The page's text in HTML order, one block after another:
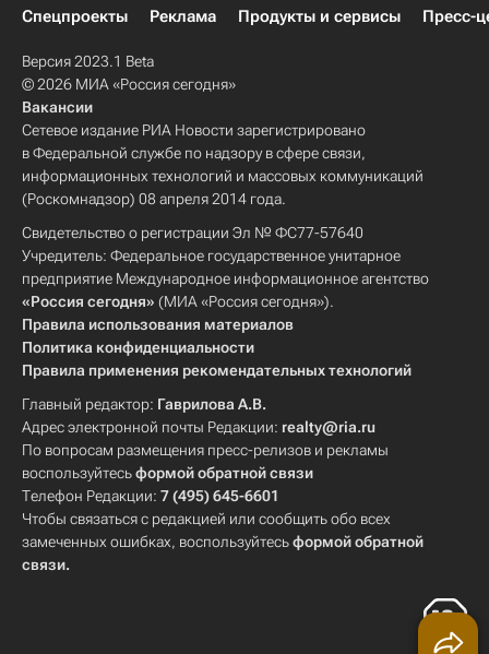
Спецпроекты
Реклама Продукты и сервисы Пресс-
Версия 2023.1 Beta
© 2026 МИА «Россия сегодня»
Вакансии
Сетевое издание РИА Новости зарегистрировано
в Федеральной службе по надзору в сфере связи,
информационных технологий и массовых коммуникаций
(Роскомнадзор) 08 апреля 2014 года.
Свидетельство о регистрации Эл № ФС77-57640
Учредитель: Федеральное государственное унитарное
предприятие Международное информационное агентство
«Россия сегодня» (МИА «Россия сегодня»).
Правила использования материалов
Политика конфиденциальности
Правила применения рекомендательных технологий
Главный редактор: Гаврилова А.В.
Адрес электронной почты Редакции: realty@ria.ru
По вопросам размещения пресс-релизов и рекламы
воспользуйтесьформой обратной связи
Телефон Редакции: 7 (495) 645-6601
Чтобы связаться с редакцией или сообщить обо всех
замеченных ошибках, воспользуйтесьформой обратной
связи.